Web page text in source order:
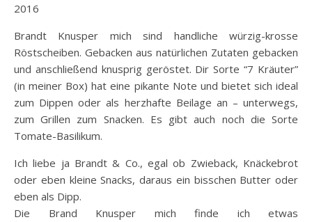
2016
Brandt Knusper mich sind handliche würzig-krosse
Röstscheiben. Gebacken aus natürlichen Zutaten gebacken
und anschließend knusprig geröstet. Dir Sorte “7 Kräuter”
(in meiner Box) hat eine pikante Note und bietet sich ideal
zum Dippen oder als herzhafte Beilage an – unterwegs,
zum Grillen zum Snacken. Es gibt auch noch die Sorte
Tomate-Basilikum.
Ich liebe ja Brandt & Co., egal ob Zwieback, Knäckebrot
oder eben kleine Snacks, daraus ein bisschen Butter oder
eben als Dipp.
Die Brand Knusper mich finde ich etwas